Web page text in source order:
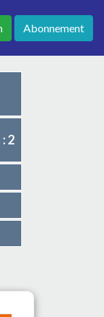
Abonnement
2